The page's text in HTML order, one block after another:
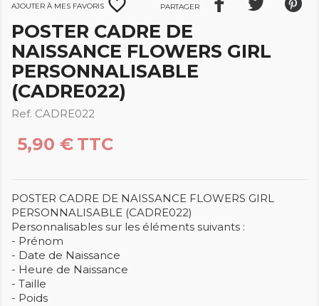
Ajouter à mes favoris favorite_border Partager
POSTER CADRE DE
NAISSANCE FLOWERS GIRL
PERSONNALISABLE
(CADRE022)
Ref. CADRE022
5,90 € TTC
POSTER CADRE DE NAISSANCE FLOWERS GIRL
PERSONNALISABLE (CADRE022)
Personnalisables sur les éléments suivants :
- Prénom
- Date de Naissance
- Heure de Naissance
- Taille
- Poids